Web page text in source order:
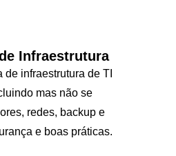
Infraestrutura
infraestrutura de TI
mas não se
redes, backup e
e boas práticas.